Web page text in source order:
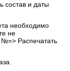
состав и даты
необходимо
не
№=> Распечатать